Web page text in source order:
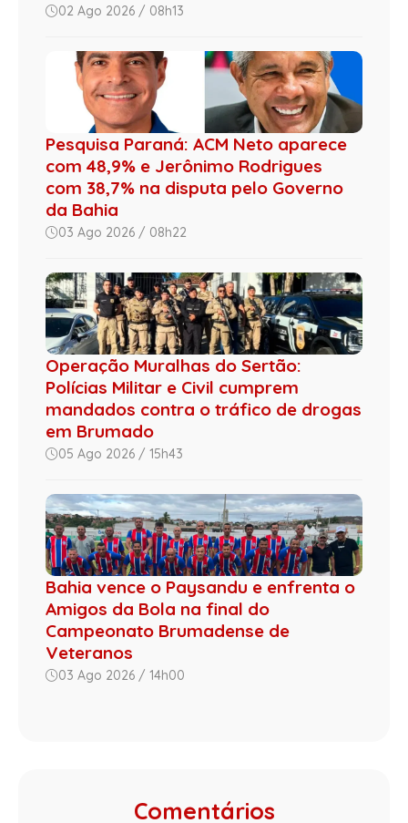
02 Ago 2026 / 08h13
Pesquisa Paraná: ACM Neto aparece
com 48,9% e Jerônimo Rodrigues
com 38,7% na disputa pelo Governo
da Bahia
03 Ago 2026 / 08h22
Operação Muralhas do Sertão:
Polícias Militar e Civil cumprem
mandados contra o tráfico de drogas
em Brumado
05 Ago 2026 / 15h43
Bahia vence o Paysandu e enfrenta o
Amigos da Bola na final do
Campeonato Brumadense de
Veteranos
03 Ago 2026 / 14h00
Comentários